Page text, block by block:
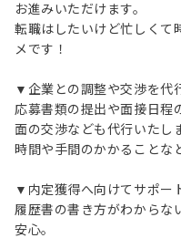
お進みいただけます。
転職はしたいけど忙しくて
メです！
▼企業との調整や交渉を代
応募書類の提出や面接日程
面の交渉なども代行いたし
時間や手間のかかることな
▼内定獲得へ向けてサポー
履歴書の書き方がわから
安心。